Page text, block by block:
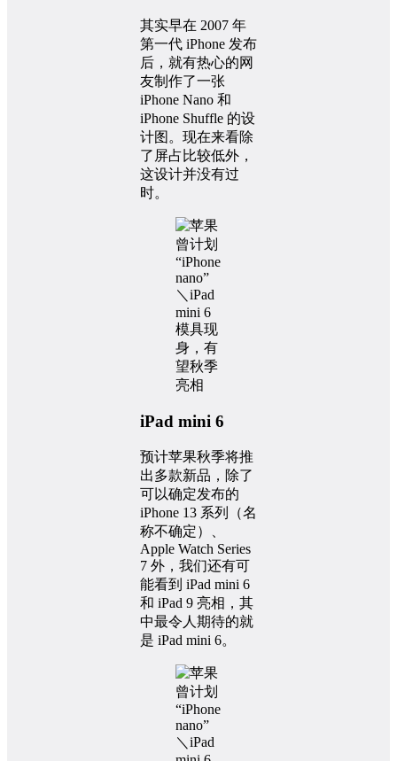
其实早在 2007 年
第一代 iPhone 发布
后，就有热心的网
友制作了一张
iPhone Nano 和
iPhone Shuffle 的设
计图。现在来看除
了屏占比较低外，
这设计并没有过
时。
iPad mini 6
预计苹果秋季将推
出多款新品，除了
可以确定发布的
iPhone 13 系列（名
称不确定）、
Apple Watch Series
7 外，我们还有可
能看到 iPad mini 6
和 iPad 9 亮相，其
中最令人期待的就
是 iPad mini 6。